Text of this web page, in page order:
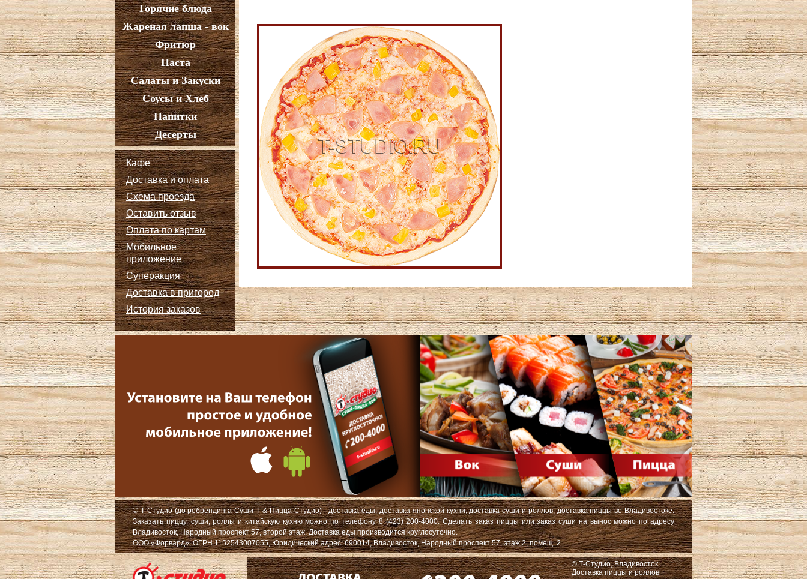
Горячие блюда
Жареная лапша - вок
Фритюр
Паста
Салаты и Закуски
Соусы и Хлеб
Напитки
Десерты
Кафе
Доставка и оплата
Схема проезда
Оставить отзыв
Оплата по картам
Мобильное
приложение
Суперакция
Доставка в пригород
История заказов
© Т-Студио (до ребрендинга Суши-Т & Пицца Студио) - доставка еды, доставка японской кухни, доставка суши и роллов, доставка пиццы во Владивостоке.
Заказать пиццу, суши, роллы и китайскую кухню можно по телефону 8 (423) 200-4000. Сделать заказ пиццы или заказ суши на вынос можно по адресу
Владивосток, Народный проспект 57, второй этаж. Доставка еды производится круглосуточно.
ООО «Форвард», ОГРН 1152543007055, Юридический адрес: 690014, Владивосток, Народный проспект 57, этаж 2, помещ. 2.
© Т-Студио, Владивосток
Доставка пиццы и роллов